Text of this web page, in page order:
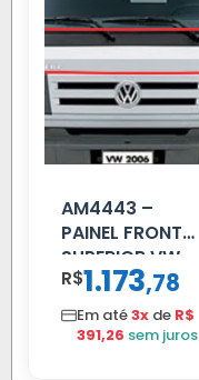
AM4443 –
PAINEL FRONTAL
SUPERIOR VW
DELIVERY
R$1.173,78
Em até3x de R$
391,26 sem juros